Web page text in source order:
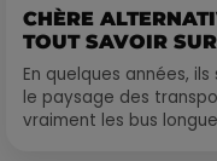
CHÈRE
TOUT SAVOIR
En quelques années,
le paysage des
vraiment les bus